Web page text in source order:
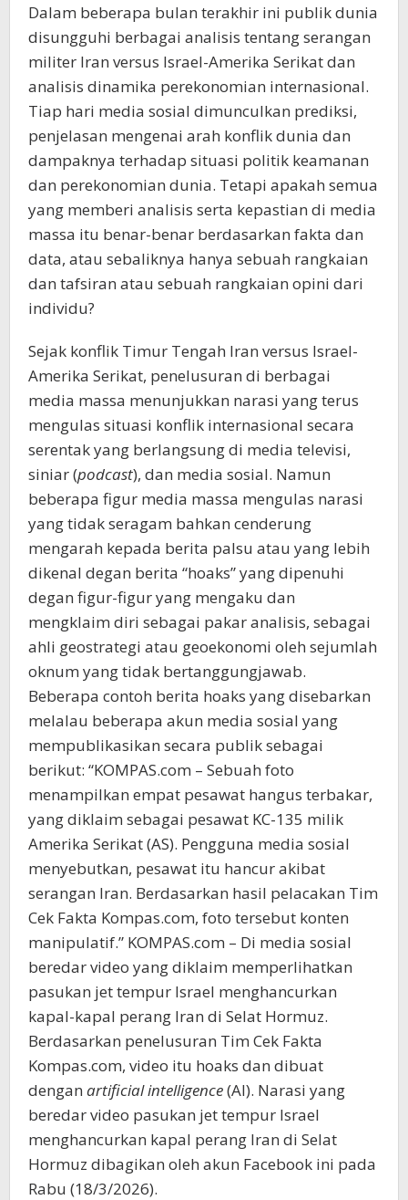
Dalam beberapa bulan terakhir ini publik dunia
disungguhi berbagai analisis tentang serangan
militer Iran versus Israel-Amerika Serikat dan
analisis dinamika perekonomian internasional.
Tiap hari media sosial dimunculkan prediksi,
penjelasan mengenai arah konflik dunia dan
dampaknya terhadap situasi politik keamanan
dan perekonomian dunia. Tetapi apakah semua
yang memberi analisis serta kepastian di media
massa itu benar-benar berdasarkan fakta dan
data, atau sebaliknya hanya sebuah rangkaian
dan tafsiran atau sebuah rangkaian opini dari
individu?
Sejak konflik Timur Tengah Iran versus Israel-
Amerika Serikat, penelusuran di berbagai
media massa menunjukkan narasi yang terus
mengulas situasi konflik internasional secara
serentak yang berlangsung di media televisi,
siniar (podcast), dan media sosial. Namun
beberapa figur media massa mengulas narasi
yang tidak seragam bahkan cenderung
mengarah kepada berita palsu atau yang lebih
dikenal degan berita “hoaks” yang dipenuhi
degan figur-figur yang mengaku dan
mengklaim diri sebagai pakar analisis, sebagai
ahli geostrategi atau geoekonomi oleh sejumlah
oknum yang tidak bertanggungjawab.
Beberapa contoh berita hoaks yang disebarkan
melalau beberapa akun media sosial yang
mempublikasikan secara publik sebagai
berikut: “KOMPAS.com – Sebuah foto
menampilkan empat pesawat hangus terbakar,
yang diklaim sebagai pesawat KC-135 milik
Amerika Serikat (AS). Pengguna media sosial
menyebutkan, pesawat itu hancur akibat
serangan Iran. Berdasarkan hasil pelacakan Tim
Cek Fakta Kompas.com, foto tersebut konten
manipulatif.” KOMPAS.com – Di media sosial
beredar video yang diklaim memperlihatkan
pasukan jet tempur Israel menghancurkan
kapal-kapal perang Iran di Selat Hormuz.
Berdasarkan penelusuran Tim Cek Fakta
Kompas.com, video itu hoaks dan dibuat
dengan artificial intelligence(AI). Narasi yang
beredar video pasukan jet tempur Israel
menghancurkan kapal perang Iran di Selat
Hormuz dibagikan oleh akun Facebook ini pada
Rabu (18/3/2026).